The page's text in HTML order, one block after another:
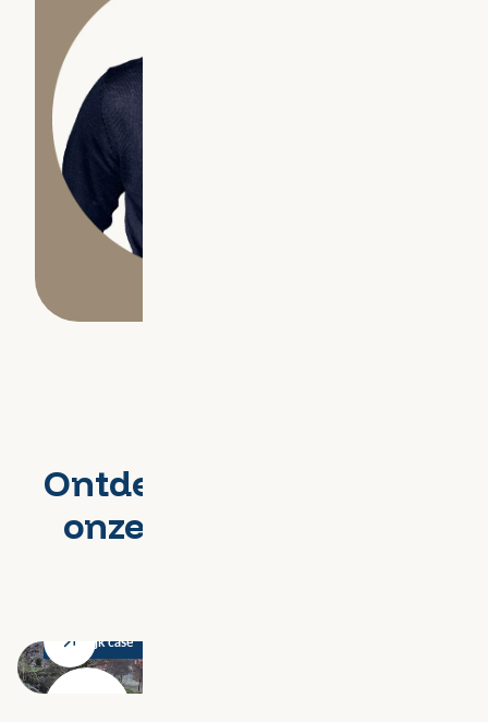
Ontdek hoe we dit voor
onze klanten hebben
Bekijk case